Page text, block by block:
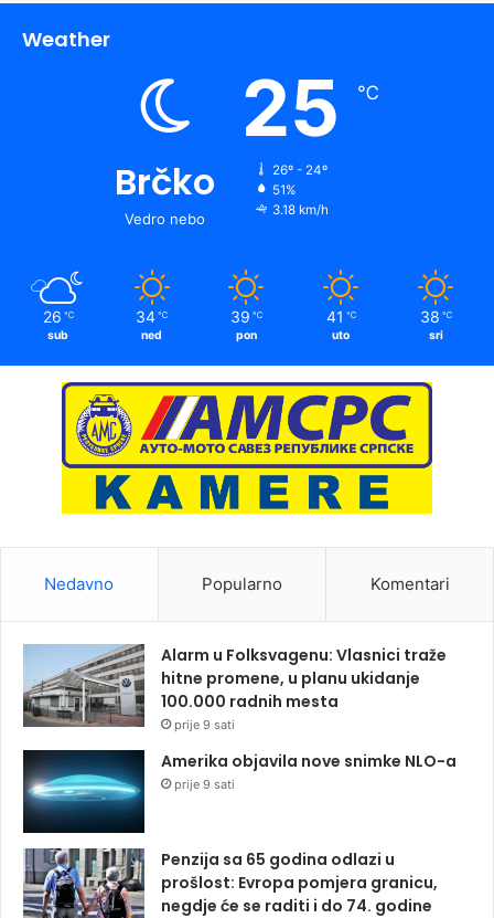
Weather
Brčko
Vedro nebo
25 ℃
26º - 24º
51%
3.18 km/h
26 ℃
sub
34 ℃
ned
39 ℃
pon
41 ℃
uto
38 ℃
sri
Nedavno Popularno Komentari
Alarm u Folksvagenu: Vlasnici traže
hitne promene, u planu ukidanje
100.000 radnih mesta
prije 9 sati
Amerika objavila nove snimke NLO-a
prije 9 sati
Penzija sa 65 godina odlazi u
prošlost: Evropa pomjera granicu,
negdje će se raditi i do 74. godine